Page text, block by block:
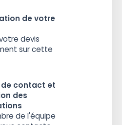
de votre
devis
sur cette
de contact et
des
de l'équipe